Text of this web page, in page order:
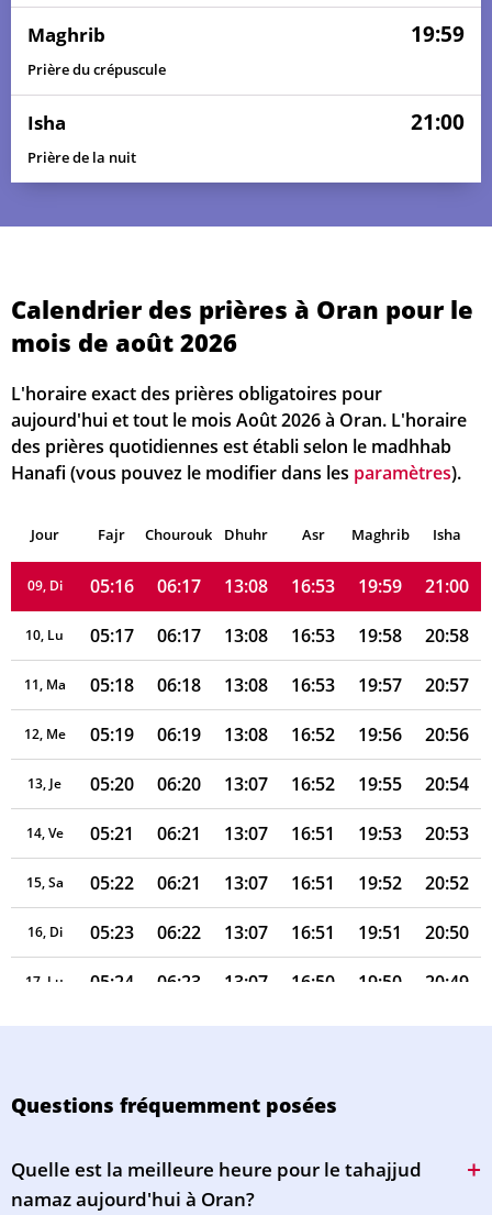
Maghrib 19:59
Prière du crépuscule
Isha 21:00
Prière de la nuit
Calendrier des prières à Oran pour le
mois de août 2026
L'horaire exact des prières obligatoires pour
aujourd'hui et tout le mois Août 2026 à Oran. L'horaire
des prières quotidiennes est établi selon le madhhab
Hanafi (vous pouvez le modifier dans les paramètres).
Jour Fajr Chourouk Dhuhr Asr Maghrib Isha
05:08 06:10 13:09 16:56 20:07 21:09
04, Ma 05:11 06:13 13:09
05, Me 05:12 06:14 13:09 16:55 20:03
06, Je 05:13 06:14 13:08 16:54 20:02 21:03
05:14 06:15 13:08 16:54 20:01 21:02
08, Sa 05:15 06:16 13:08 16:54 20:00 21:01
09, Di 05:16 06:17 13:08 16:53 19:59 21:00
10, Lu 05:17 06:17 13:08 16:53 19:58 20:58
11, Ma 05:18 06:18 13:08 16:53 19:57 20:57
12, Me 05:19 06:19 13:08 16:52 19:56 20:56
13, Je 05:20 06:20 13:07 16:52 19:55 20:54
14, Ve 05:21 06:21 13:07 16:51 19:53 20:53
15, Sa 05:22 06:21 13:07 16:51 19:52 20:52
16, Di 05:23 06:22 13:07 16:51 19:51 20:50
17, Lu 05:24 06:23 13:07 16:50 19:50 20:49
18, Ma 05:25 06:24 13:06 16:50 19:49 20:48
21, Ve 05:27 06:26 13:06 16:48 19:45
Questions fréquemment posées
Quelle est la meilleure heure pour le tahajjud
namaz aujourd'hui à Oran?